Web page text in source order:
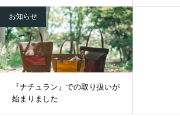
お知らせ
『ナチュラン』での取り扱いが
始まりました